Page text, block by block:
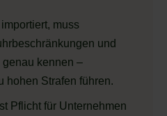
muss
und
genau kennen –
hohen Strafen führen.
Pflicht für Unternehmen